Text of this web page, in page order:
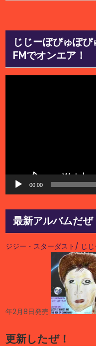
じじーぽぴゅぽ
FMでオンエア！
00:00
最新アルバムだぜ
ジジー・スターダスト/ じ
年2月8日発売
更新したぜ！